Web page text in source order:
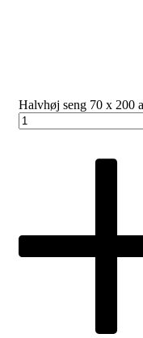
Halvhøj seng 70 x 200